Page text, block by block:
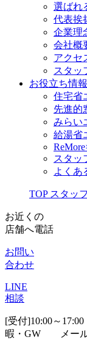
選ばれ
代表挨
企業理
会社概
アクセ
スタッ
お役立ち情報
住宅省
先進的
みらい
給湯省
スタッ
よくあ
TOP スタッ
お近くの
店舗へ電話
お問い
合わせ
LINE
相談
[受付]10:00～
暇・GW メール･